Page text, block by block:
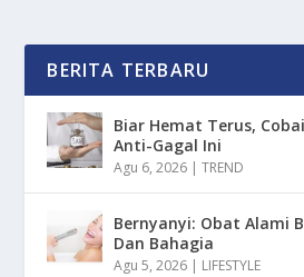
BERITA TERBARU
Biar Hemat Terus,
Anti-Gagal Ini
Agu 6, 2026 |TREND
Bernyanyi: Obat Alami
Dan Bahagia
Agu 5, 2026 | LIFESTYLE